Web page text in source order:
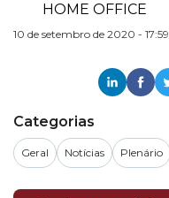
HOME OFFICE
10 de setembro de 2020 - 17:59
Categorias
Geral Notícias Plenário